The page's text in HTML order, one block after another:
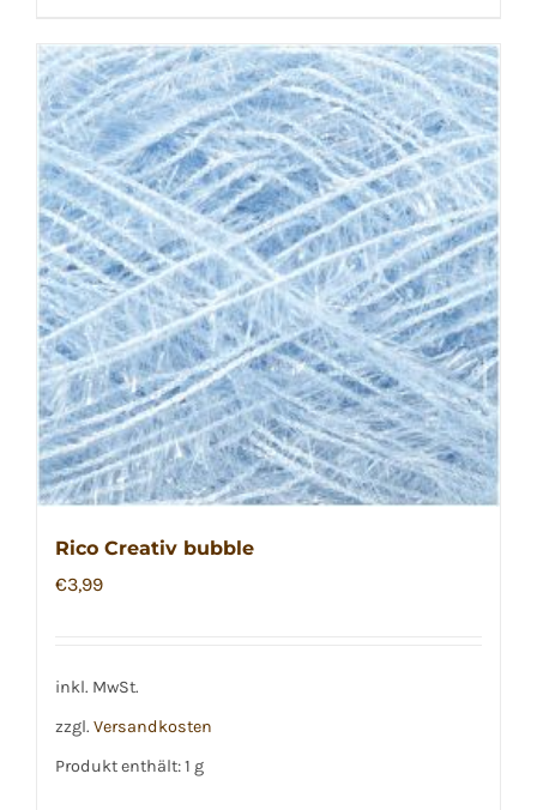
Rico Creativ bubble
€3,99
inkl. MwSt.
zzgl. Versandkosten
Produkt enthält: 1 g